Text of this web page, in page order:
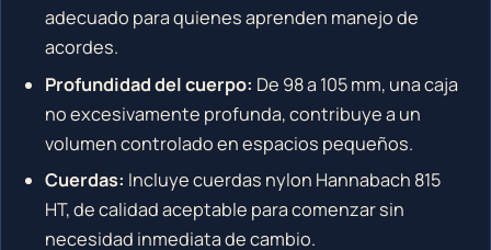
adecuado para quienes aprenden manejo de
acordes.
Profundidad del cuerpo: De 98 a 105 mm, una caja
no excesivamente profunda, contribuye a un
volumen controlado en espacios pequeños.
Cuerdas: Incluye cuerdas nylon Hannabach 815
HT, de calidad aceptable para comenzar sin
necesidad inmediata de cambio.